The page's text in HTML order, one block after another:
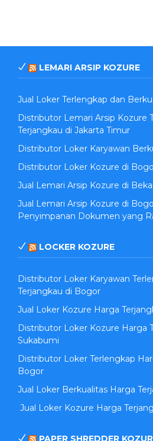
LEMARI ARSIP KOZURE
Jual Loker Terlengkap dan
Distributor Lemari Arsip Kozure
Terjangkau di Jakarta Timur
Distributor Loker Karyawan
Distributor Loker Kozure di
Jual Lemari Arsip Kozure di
Jual Lemari Arsip Kozure di
Penyimpanan Dokumen yang
LOCKER KOZURE
Distributor Loker Karyawan
Terjangkau di Bogor
Jual Loker Kozure Harga
Distributor Loker Kozure Harga
Sukabumi
Distributor Loker Terlengkap
Bogor
Jual Loker Berkualitas Harga
Jual Loker Kozure Harga
PAPER SHREDDER